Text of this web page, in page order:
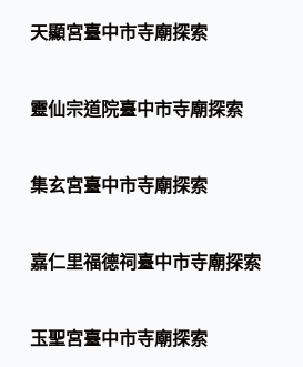
天顯宮臺中市寺廟探索
靈仙宗道院臺中市寺廟探索
集玄宮臺中市寺廟探索
嘉仁里福德祠臺中市寺廟探索
玉聖宮臺中市寺廟探索